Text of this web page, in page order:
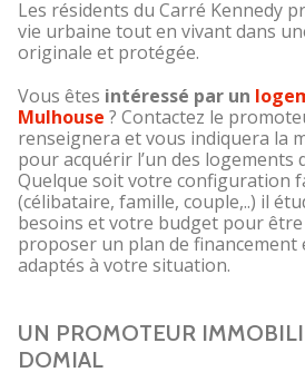
Les résidents du Carré Kennedy
vie urbaine tout en vivant dans
originale et protégée.
Vous êtes intéressé par un
Mulhouse ? Contactez le
renseignera et vous indiquera la
pour acquérir l’un des logements
Quelque soit votre configuration
(célibataire, famille, couple,..) il
besoins et votre budget pour être
proposer un plan de
adaptés à votre situation.
UN PROMOTEUR
DOMIAL